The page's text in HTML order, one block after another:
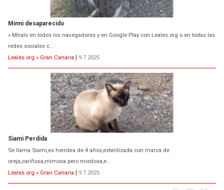
Minni desaparecido
» Míralo en todos los navegadores y en Google Play con Leales.org o en todas las
redes sociales c...
Leales.org » Gran Canaria | 9.7.2025
Siami Perdida
Se llama Siami,es hembra de 4 años,esterilizada con marca de
oreja,cariñosa,mimosa pero miedosa,e...
Leales.org » Gran Canaria | 9.7.2025